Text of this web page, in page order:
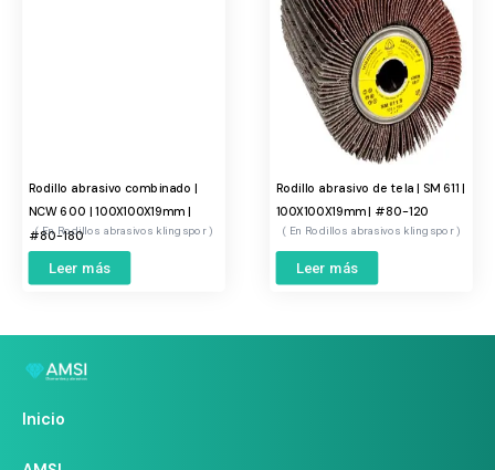
Rodillo abrasivo combinado |
NCW 600 | 100X100X19mm |
#80-180Rodillos abrasivos klingspor
Leer más
Rodillo abrasivo de tela | SM 611 |
100X100X19mm | #80-120
Rodillos abrasivos klingspor
Leer más
Inicio